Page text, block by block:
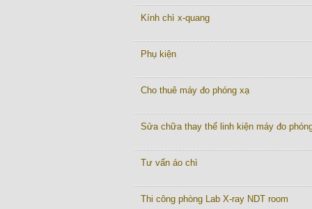
Kính chì x-quang
Phụ kiện
Cho thuê máy đo phóng xạ
Sửa chữa thay thế linh kiện máy đo
Tư vấn áo chì
Thi công phòng Lab X-ray NDT room